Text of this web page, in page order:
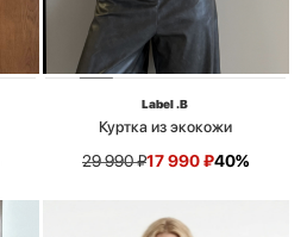
Label .B
Куртка из экокожи
29 990₽17 990₽40%